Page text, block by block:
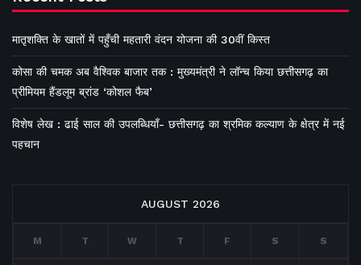
मातृशक्ति के खातों में पहुँची महतारी वंदन योजना की 30वीं किस्त
कोसा की चमक अब वैश्विक बाजार तक : मुख्यमंत्री ने लॉन्च किया छत्तीसगढ़ का
प्रीमियम हैंडलूम ब्रांड ‘कोशल फैब’
विशेष लेख : ढाई साल की उपलब्धियाँ- छत्तीसगढ़ का श्रमिक कल्याण के क्षेत्र में नई
पहचान
AUGUST 2026
M T W T F S S